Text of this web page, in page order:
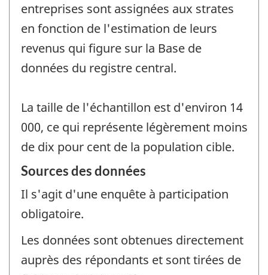
entreprises sont assignées aux strates
en fonction de l'estimation de leurs
revenus qui figure sur la Base de
données du registre central.
La taille de l'échantillon est d'environ 14
000, ce qui représente légèrement moins
de dix pour cent de la population cible.
Sources des données
Il s'agit d'une enquête à participation
obligatoire.
Les données sont obtenues directement
auprès des répondants et sont tirées de